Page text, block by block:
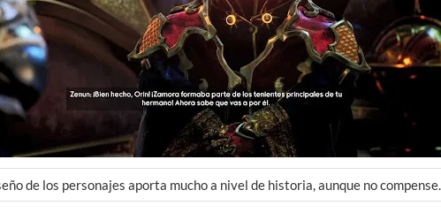
de los personajes aporta mucho a nivel de historia, aunque no compense.